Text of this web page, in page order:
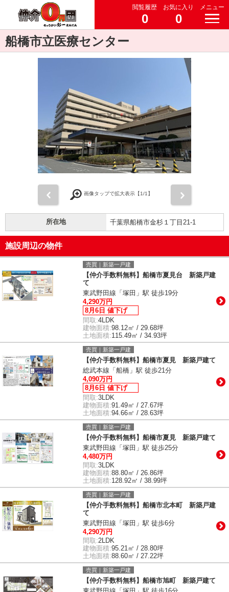
閲覧履歴
0
お気に入り
0
メニュー
船橋市立医療センター
画像タップで拡大表示【1/1】
所在地 千葉県船橋市金杉１丁目21-1
施設周辺の物件
売買｜新築一戸建
【仲介手数料無料】船橋市夏見台 新築戸建
て
東武野田線「塚田」駅 徒歩19分
4,290万円
8月6日 値下げ
間取:4LDK
建物面積:98.12㎡ / 29.68坪
土地面積:115.49㎡ / 34.93坪
売買｜新築一戸建
【仲介手数料無料】船橋市夏見 新築戸建て
総武本線「船橋」駅 徒歩21分
4,090万円
8月6日 値下げ
間取:3LDK
建物面積:91.49㎡ / 27.67坪
土地面積:94.66㎡ / 28.63坪
売買｜新築一戸建
【仲介手数料無料】船橋市夏見 新築戸建て
東武野田線「塚田」駅 徒歩25分
4,480万円
間取:3LDK
建物面積:88.80㎡ / 26.86坪
土地面積:128.92㎡ / 38.99坪
売買｜新築一戸建
【仲介手数料無料】船橋市北本町 新築戸建
て
東武野田線「塚田」駅 徒歩6分
4,290万円
間取:2LDK
建物面積:95.21㎡ / 28.80坪
土地面積:88.60㎡ / 27.22坪
売買｜新築一戸建
【仲介手数料無料】船橋市旭町 新築戸建て